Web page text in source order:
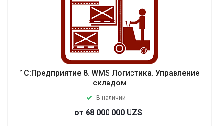
1С:Предприятие 8. WMS Логистика. Управление
складом
В наличии
от 68 000 000 UZS